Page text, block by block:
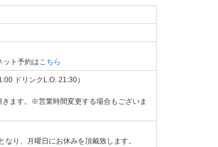
ット予約はこちら
ドリンクL.O. 21:30）
ます。※営業時間変更する場合もございま
り、月曜日にお休みを頂戴致します。